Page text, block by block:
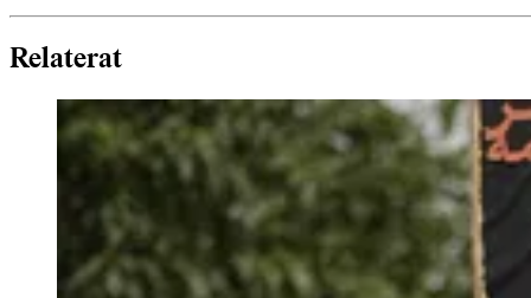
Relaterat